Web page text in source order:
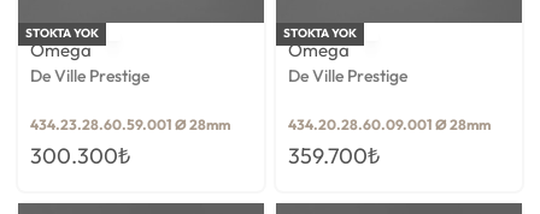
STOKTA YOK
Omega
De Ville Prestige
434.23.28.60.59.001 Ø 28mm
300.300₺
STOKTA YOK
Omega
De Ville Prestige
434.20.28.60.09.001 Ø 28mm
359.700₺